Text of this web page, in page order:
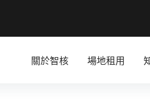
關於智核 場地租用